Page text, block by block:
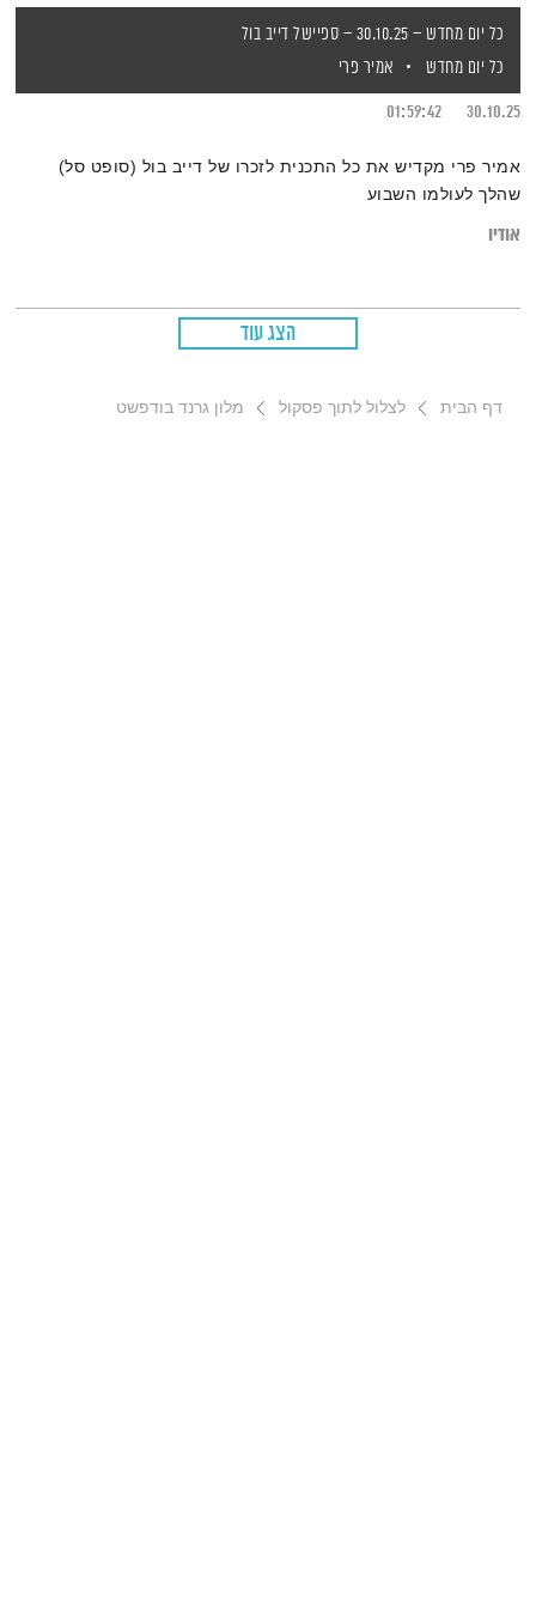
כל יום מחדש – 30.10.25 – ספיישל דייב בול
כל יום מחדש
אמיר פרי
30.10.25
01:59:42
אמיר פרי מקדיש את כל התכנית לזכרו של דייב בול (סופט סל)
שהלך לעולמו השבוע
אודיו
הצג עוד
דף הבית לצלול לתוך פסקול מלון גרנד בודפשט